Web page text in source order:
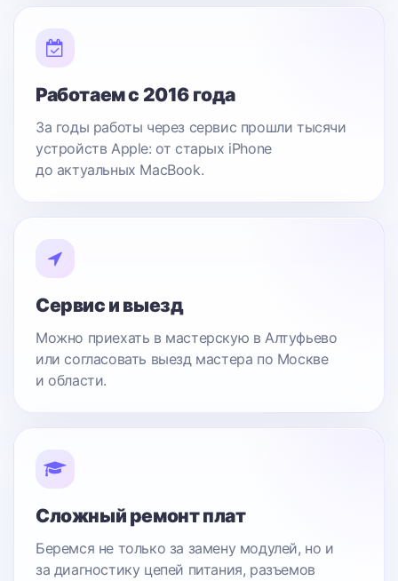
Работаем с 2016 года
За годы работы через сервис прошли тысячи
устройств Apple: от старых iPhone
до актуальных MacBook.
Сервис и выезд
Можно приехать в мастерскую в Алтуфьево
или согласовать выезд мастера по Москве
и области.
Сложный ремонт плат
Беремся не только за замену модулей, но и
за диагностику цепей питания, разъемов